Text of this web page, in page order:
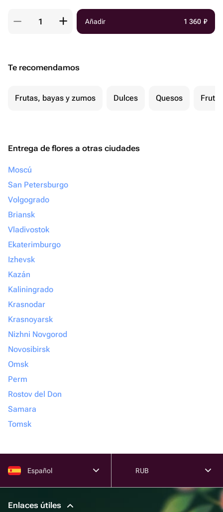
Añadir 1 360 ₽
Te recomendamos
Frutas, bayas y zumos Dulces Quesos
Entrega de flores a otras ciudades
Moscú
San Petersburgo
Volgogrado
Briansk
Vladivostok
Ekaterimburgo
Izhevsk
Kazán
Kaliningrado
Krasnodar
Krasnoyarsk
Nizhni Novgorod
Novosibirsk
Omsk
Perm
Rostov del Don
Samara
Tomsk
Español RUB
Enlaces útiles